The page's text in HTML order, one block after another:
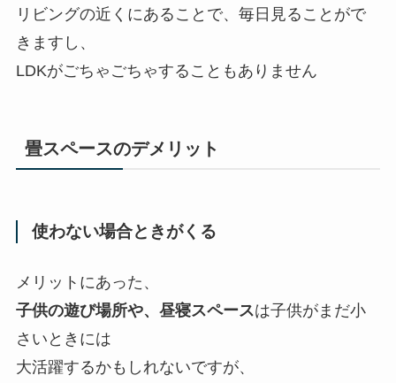
リビングの近くにあることで、毎日見ることがで
きますし、
LDKがごちゃごちゃすることもありません
畳スペースのデメリット
使わない場合ときがくる
メリットにあった、
子供の遊び場所や、昼寝スペースは子供がまだ小
さいときには
大活躍するかもしれないですが、